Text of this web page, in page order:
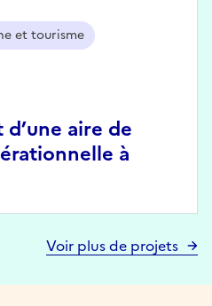
aire de
à
et tourisme
Voir plus de projets